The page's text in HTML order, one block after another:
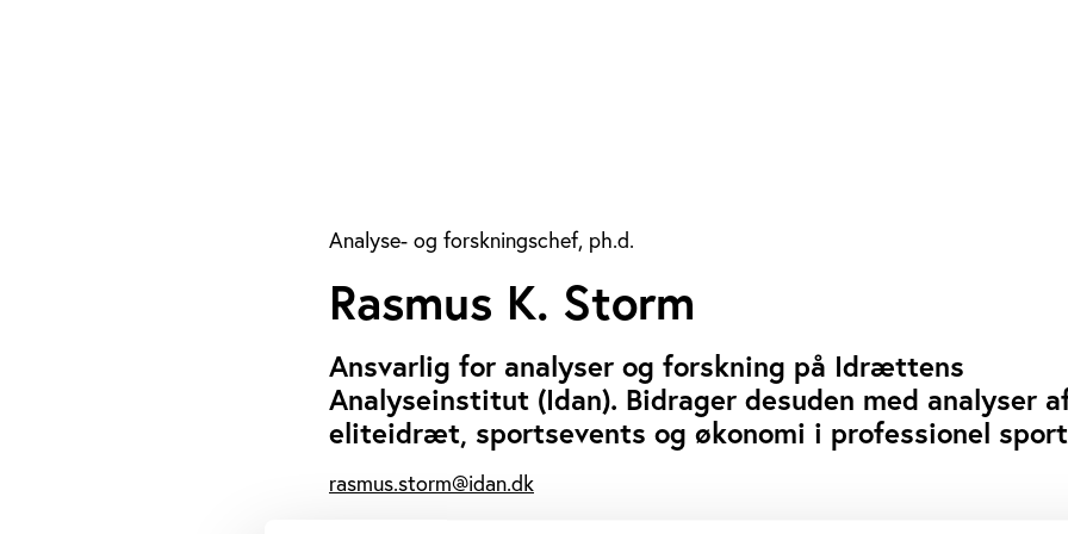
Analyse- og forskningschef, ph.d.
Rasmus K. Storm
Ansvarlig for analyser og forskning på Idrættens
Analyseinstitut (Idan). Bidrager desuden med analyser
eliteidræt, sportsevents og økonomi i professionel
rasmus.storm@idan.dk